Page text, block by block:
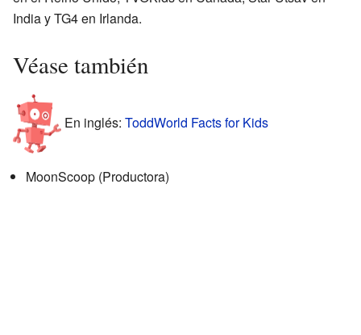
India y TG4 en Irlanda.
Véase también
En inglés: ToddWorld Facts for Kids
MoonScoop (Productora)